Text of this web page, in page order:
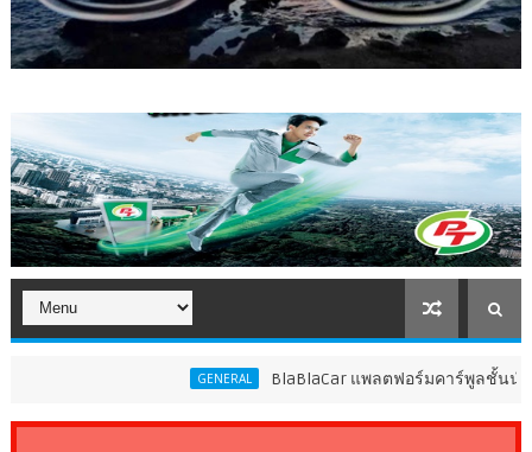
BlaBlaCar แพลตฟอร์มคาร์พูลชั้นนำระดับโ